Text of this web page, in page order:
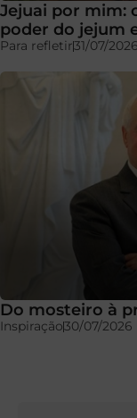
Jejuai por mim:
poder do jejum
Para refletir31/07/2026
Do mosteiro à
Inspiração30/07/2026